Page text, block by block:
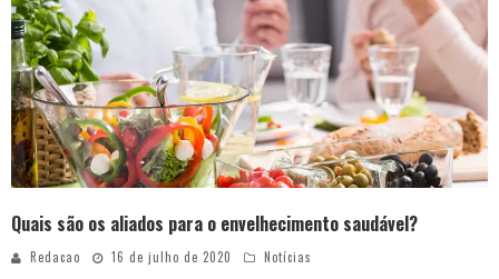
Quais são os aliados para o envelhecimento saudável?
Redacao 16 de julho de 2020 Notícias